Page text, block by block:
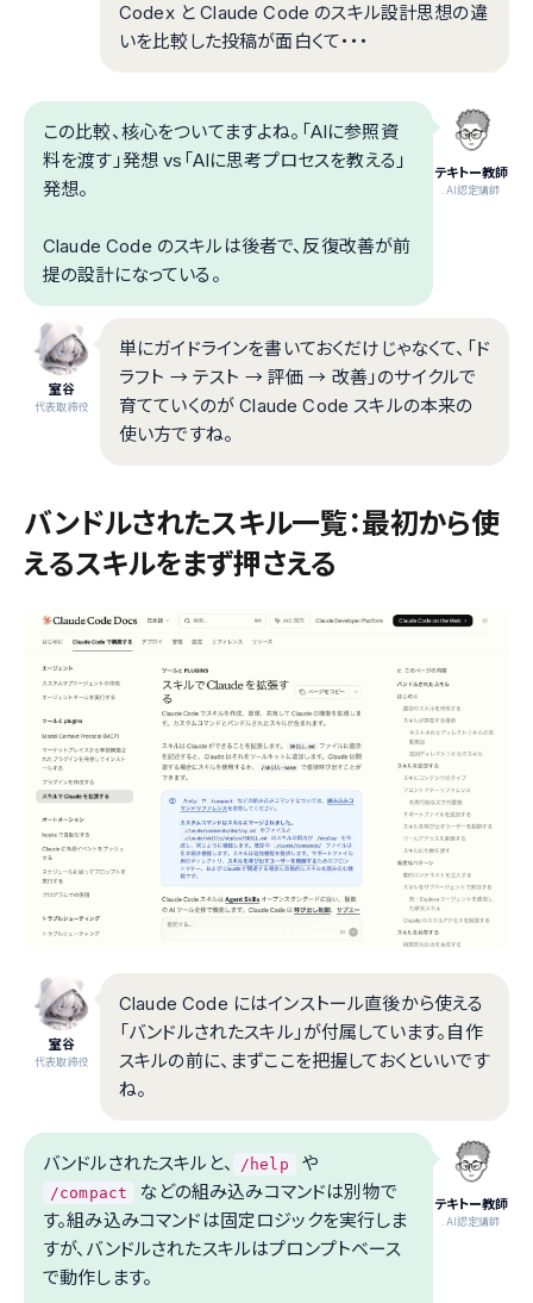
Codex と Claude Code のスキル設計思想の違
いを比較した投稿が面白くて・・・
テキトー教師
.AI認定講師
この比較、核心をついてますよね。「AIに参照資
料を渡す」発想 vs「AIに思考プロセスを教える」
発想。
Claude Code のスキルは後者で、反復改善が前
提の設計になっている。
室谷
代表取締役
単にガイドラインを書いておくだけじゃなくて、「ド
ラフト → テスト → 評価 → 改善」のサイクルで
育てていくのが Claude Code スキルの本来の
使い方ですね。
バンドルされたスキル一覧：最初から使
えるスキルをまず押さえる
室谷
代表取締役
Claude Code にはインストール直後から使える
「バンドルされたスキル」が付属しています。自作
スキルの前に、まずここを把握しておくといいです
ね。
テキトー教師
.AI認定講師
バンドルされたスキルと、 /help や
/compact
などの組み込みコマンドは別物で
す。組み込みコマンドは固定ロジックを実行しま
すが、バンドルされたスキルはプロンプトベース
で動作します。